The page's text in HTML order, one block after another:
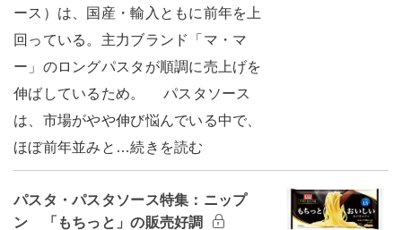
ース）は、国産・輸入ともに前年を上
回っている。主力ブランド「マ・マ
ー」のロングパスタが順調に売上げを
伸ばしているため。 パスタソース
は、市場がやや伸び悩んでいる中で、
ほぼ前年並みと…続きを読む
パスタ・パスタソース特集：ニップ
ン 「もちっと」の販売好調